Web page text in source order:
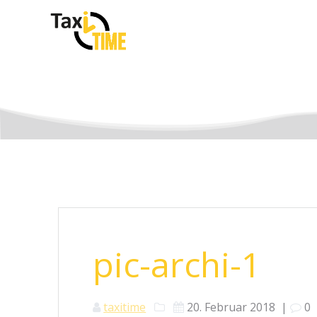
pic-archi-1
taxitime 20. Februar 2018 | 0